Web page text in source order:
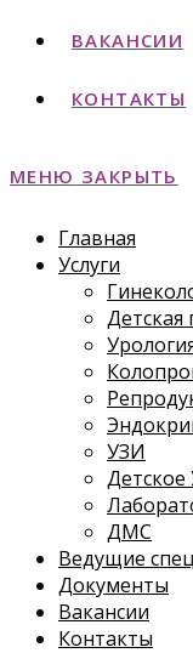
ВАКАНСИИ
КОНТАКТЫ
МЕНЮ ЗАКРЫТЬ
Главная
Услуги
Детская
УЗИ
Детское
ДМС
Ведущие
Документы
Вакансии
Контакты